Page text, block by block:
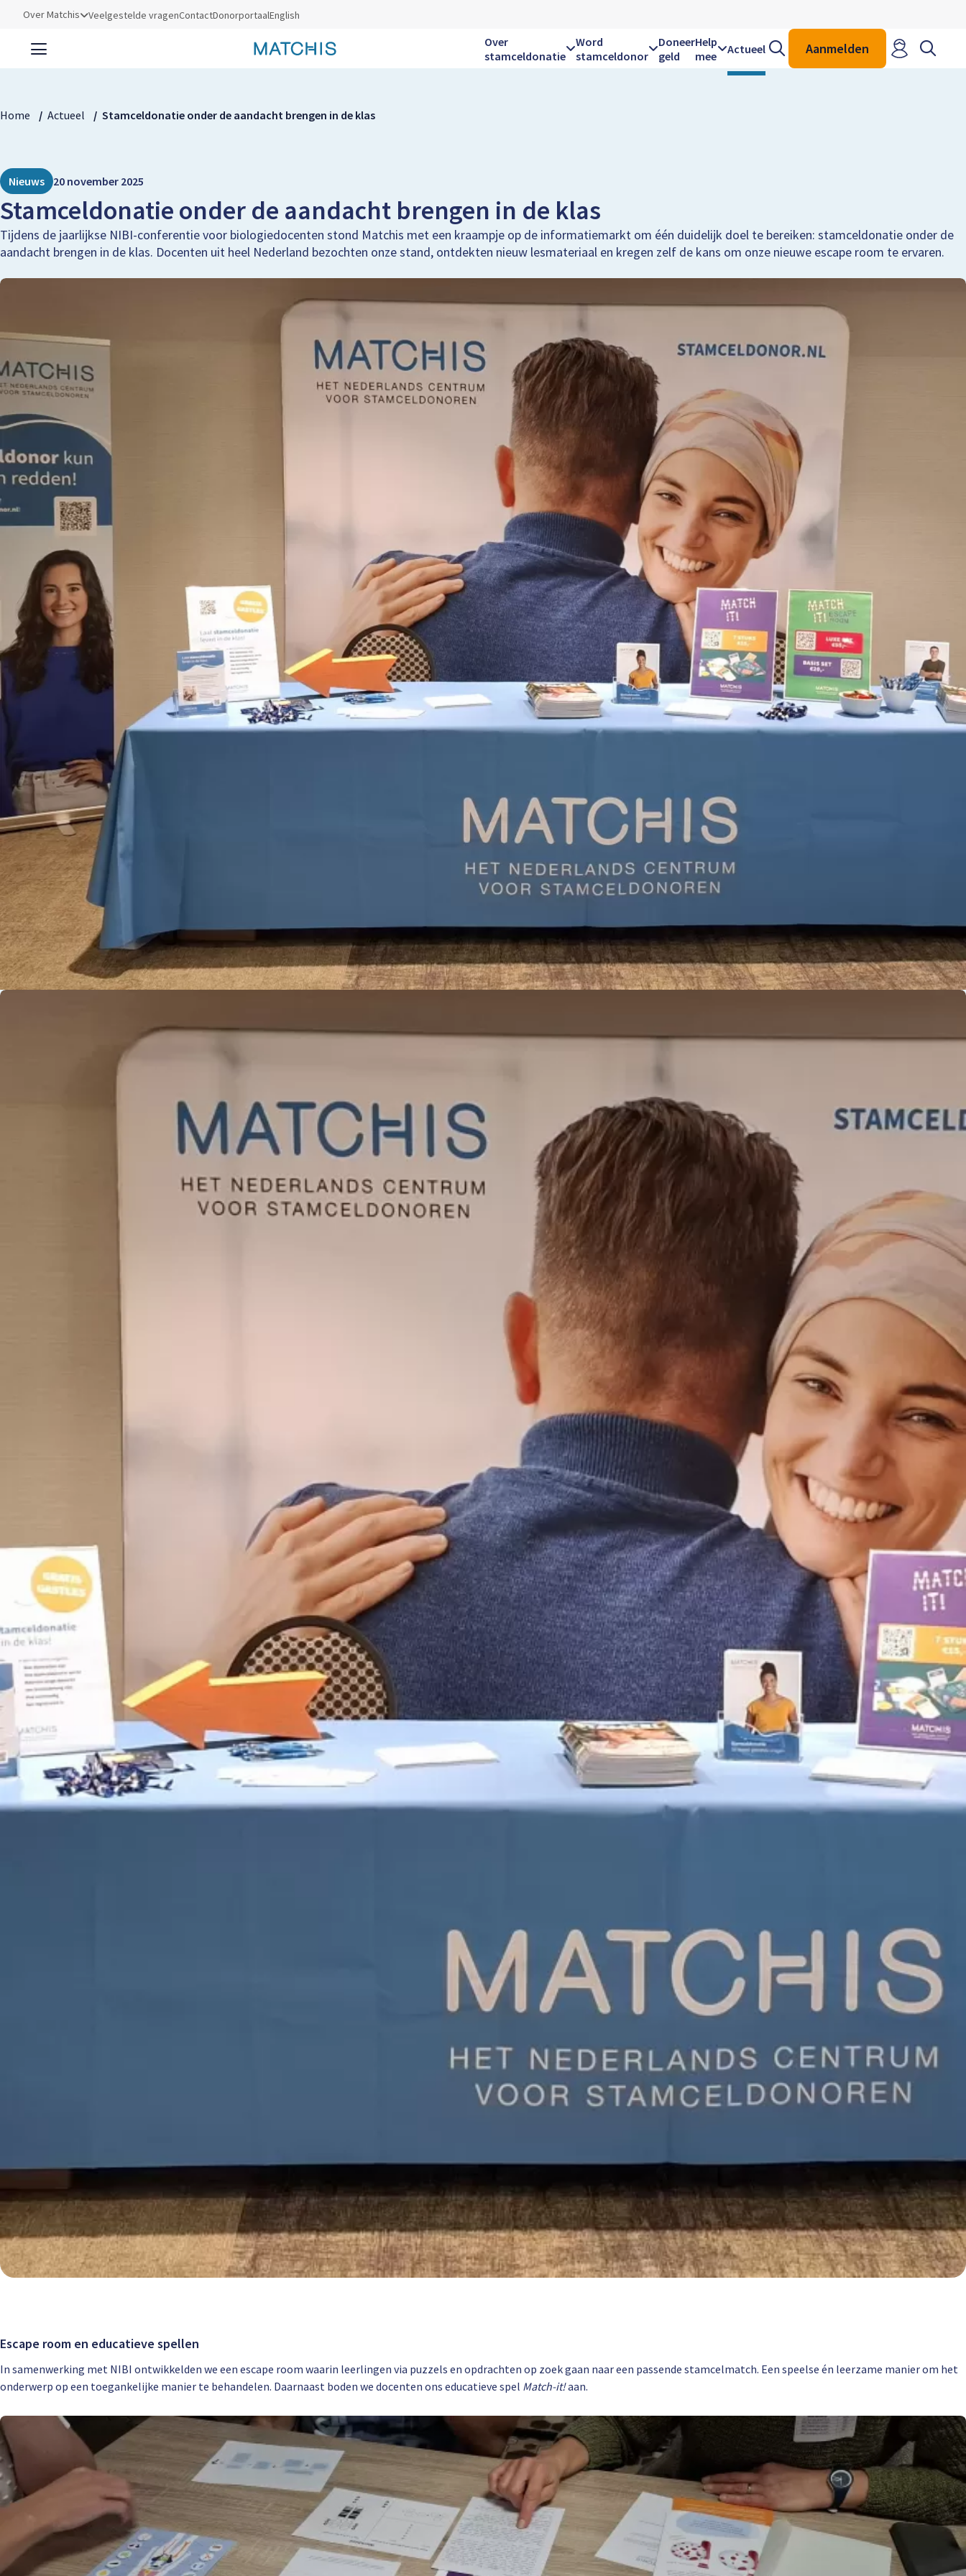
Utilities
Over Matchis Veelgestelde vragenContactDonorportaalEnglish
Over
stamceldonatie
Word
stamceldonor
Doneer
geld
Help
mee
Actueel
Zoeken
Aanmelden
Zoeken
Kruimelpad
Home Actueel Stamceldonatie onder de aandacht brengen in de klas
Nieuws 20 november 2025
Stamceldonatie onder de aandacht brengen in de klas
Tijdens de jaarlijkse NIBI-conferentie voor biologiedocenten stond Matchis met een kraampje op de informatiemarkt om één duidelijk doel te bereiken: stamceldonatie onder de
aandacht brengen in de klas. Docenten uit heel Nederland bezochten onze stand, ontdekten nieuw lesmateriaal en kregen zelf de kans om onze nieuwe escape room te ervaren.
Escape room en educatieve spellen
In samenwerking met NIBI ontwikkelden we een escape room waarin leerlingen via puzzels en opdrachten op zoek gaan naar een passende stamcelmatch. Een speelse én leerzame manier om het
onderwerp op een toegankelijke manier te behandelen. Daarnaast boden we docenten ons educatieve spel Match-it!aan.